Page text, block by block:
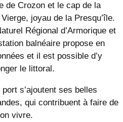
de Crozon et le cap de la
joyau de la Presqu’île.
Régional d’Armorique et
balnéaire propose en
et il est possible d’y
le littoral.
s’ajoutent ses belles
qui contribuent à faire de
vivre.